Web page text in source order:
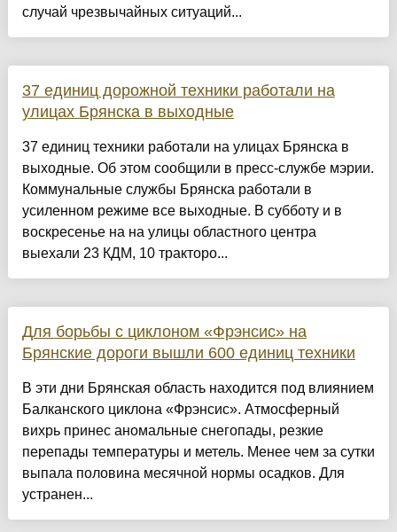
случай чрезвычайных ситуаций...
37 единиц дорожной техники работали на
улицах Брянска в выходные
37 единиц техники работали на улицах Брянска в
выходные. Об этом сообщили в пресс-службе мэрии.
Коммунальные службы Брянска работали в
усиленном режиме все выходные. В субботу и в
воскресенье на на улицы областного центра
выехали 23 КДМ, 10 тракторо...
Для борьбы с циклоном «Фрэнсис» на
Брянские дороги вышли 600 единиц техники
В эти дни Брянская область находится под влиянием
Балканского циклона «Фрэнсис». Атмосферный
вихрь принес аномальные снегопады, резкие
перепады температуры и метель. Менее чем за сутки
выпала половина месячной нормы осадков. Для
устранен...